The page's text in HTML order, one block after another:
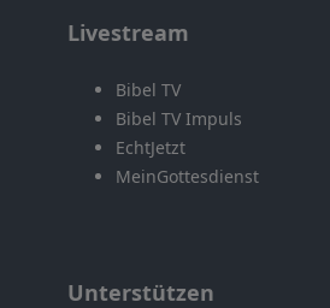
Livestream
Bibel TV
Bibel TV Impuls
EchtJetzt
MeinGottesdienst
Unterstützen